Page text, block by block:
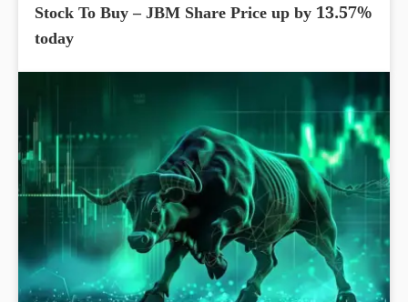
Stock To Buy – JBM Share Price up by 13.57%
today